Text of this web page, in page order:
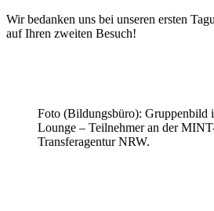
Wir bedanken uns bei unseren ersten
auf Ihren zweiten Besuch!
Foto (Bildungsbüro): Gruppenbild
Lounge – Teilnehmer an der
Transferagentur NRW.